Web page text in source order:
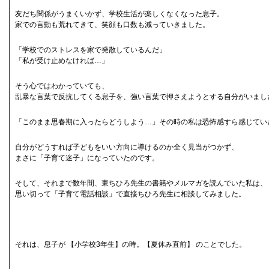
友だち関係がうまくいかず、学校生活が楽しくなくなった息子。
家での言動も荒れてきて、笑顔も口数も減っていきました。
「学校でのストレスを家で発散しているんだ」
「私が受け止めなければ…」
そう心ではわかっていても、
乱暴な言葉で反抗してくる息子を、強い言葉で押さえようとする自分がいまし
「このまま思春期に入ったらどうしよう…」その時の私は恐怖感すら感じて
自分がどうすれば子どもをいい方向に導けるのか全く見当がつかず、
まさに「子育て迷子」になっていたのです。
そして、それまで数年間、東ちひろ先生の書籍やメルマガを読んでいた私は、
思い切って「子育て電話相談」で直接ちひろ先生に相談してみました。
それは、息子が 【小学校3年生】の時。【夏休み直前】 のことでした。